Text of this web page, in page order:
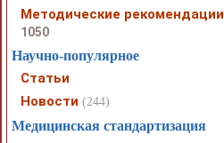
Методические рекомендации
1050
Научно-популярное
Статьи
Новости (244)
Медицинская стандартизация